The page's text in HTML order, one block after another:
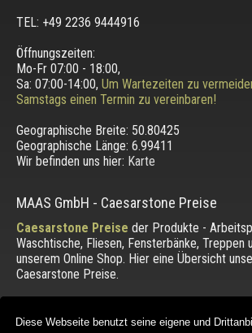
Diese Webseite benutzt seine eigene und
Diese Webseite benutzt seine eigene und
TEL: +49 2236 9444916
Öffnungszeiten:
Mo-Fr 07:00 - 18:00,
Sa: 07:00-14:00, Um Wartezeiten zu
Samstags einen Termin zu vereinbaren!
Geographische Breite: 50.80425
Geographische Länge: 6.99411
Wir befinden uns hier: Karte
MAAS GmbH - Caesarstone Preise
Caesarstone Preise der Produkte -
Waschtische, Fliesen, Fensterbänke, Treppen
unserem Online Shop. Hier eine Übersicht
Caesarstone Preise.
Die Bewertung unserer Kunden mit einem
von 5 Punkten.